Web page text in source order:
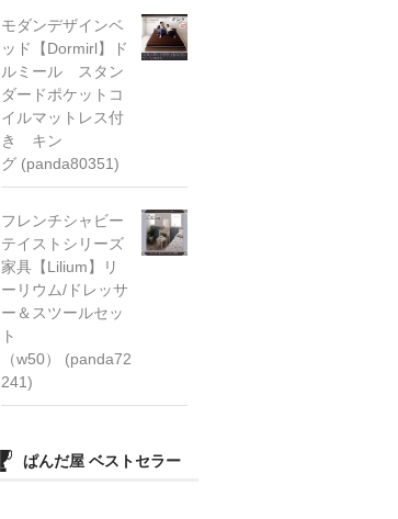
モダンデザインベ
ッド【Dormirl】ド
ルミール スタン
ダードポケットコ
イルマットレス付
き キン
グ (panda80351)
フレンチシャビー
テイストシリーズ
家具【Lilium】リ
ーリウム/ドレッサ
ー＆スツールセッ
ト
（w50） (panda72
241)
ぱんだ屋 ベストセラー